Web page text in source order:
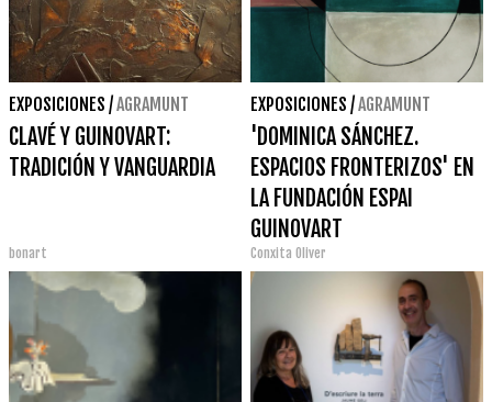
EXPOSICIONES /AGRAMUNT
CLAVÉ Y GUINOVART:
TRADICIÓN Y VANGUARDIA
bonart
EXPOSICIONES /AGRAMUNT
'DOMINICA SÁNCHEZ.
ESPACIOS FRONTERIZOS' EN
LA FUNDACIÓN ESPAI
GUINOVART
Conxita Oliver